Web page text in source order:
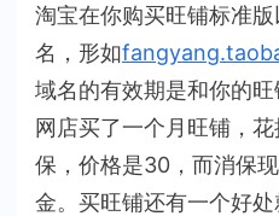
淘宝在你购买旺铺标准
名，形如
域名的有效期是和你的
网店买了一个月旺铺，
保，价格是30，而消保
金。买旺铺还有一个好